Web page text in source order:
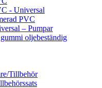
- Universal
PVC
– Pumpar
oljebeständig
Tillbehör